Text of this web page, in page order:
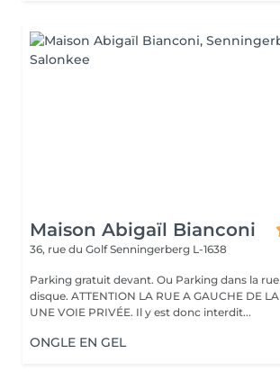
Maison Abigaïl Bianconi
36, rue du GolfSenningerberg L-1638
Parking gratuit devant. Ou Parking dans la
disque. ATTENTION LA RUE A GAUCHE DE
UNE VOIE PRIVÉE. Il y est donc interdit...
ONGLE EN GEL